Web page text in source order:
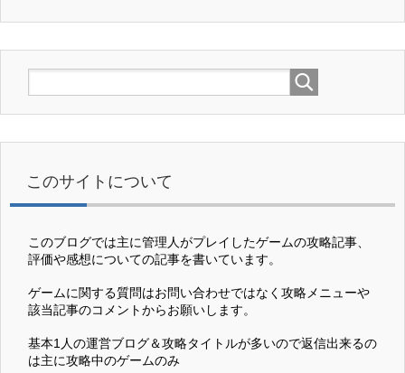
このサイトについて
このブログでは主に管理人がプレイしたゲームの攻略記事、
評価や感想についての記事を書いています。
ゲームに関する質問はお問い合わせではなく攻略メニューや
該当記事のコメントからお願いします。
基本1人の運営ブログ＆攻略タイトルが多いので返信出来るの
は主に攻略中のゲームのみ